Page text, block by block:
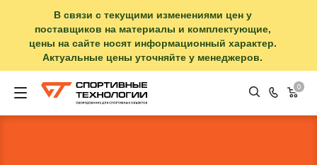
В связи с текущими изменениями цен у
поставщиков на материалы и комплектующие,
цены на сайте носят информационный характер.
Актуальные цены уточняйте у менеджеров.
0